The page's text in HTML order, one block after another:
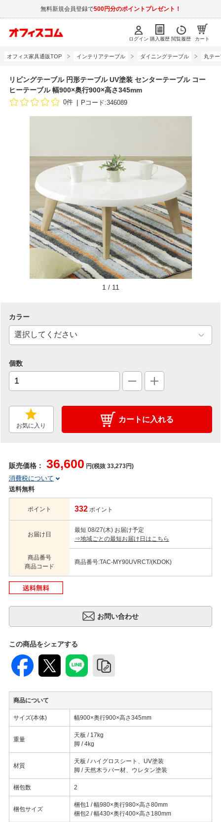
無料新規会員登録で500円分のポイントプレゼント！
ログイン 購入履歴 閲覧履歴 カート
オフィス家具通販TOP インテリアテーブル ダイニングテーブル 丸テ
リビングテーブル 円形テーブル UV塗装 センターテーブル コー
ヒーテーブル 幅900×奥行900×高さ345mm
0件 Pコード:346089
1 / 11
カラー
個数
お気に入り
カートに入れる
販売価格： 36,600 円(税抜 33,273円)
消費税について
送料無料
ポイント 332 ポイント
お届け日
最短 08/27(木) お届け予定
⇒地域ごとの最短お届け日はこちら
商品番号
商品コード
商品番号:TAC-MY90UVRCT/(KDOK)
この商品をシェアする
商品について
サイズ(本体) 幅900×奥行900×高さ345mm
重量
天板 / 17kg
脚 / 4kg
材質
天板 / ハイグロスシート、UV塗装
脚 / 天然木ラバー材、ウレタン塗装
梱包数 2
梱包サイズ
梱包1 / 幅980×奥行980×高さ80mm
梱包2 / 幅430×奥行400×高さ180mm